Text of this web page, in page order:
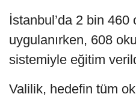
İstanbul’da 2 bin
uygulanırken, 608
sistemiyle eğitim
Valilik, hedefin tüm